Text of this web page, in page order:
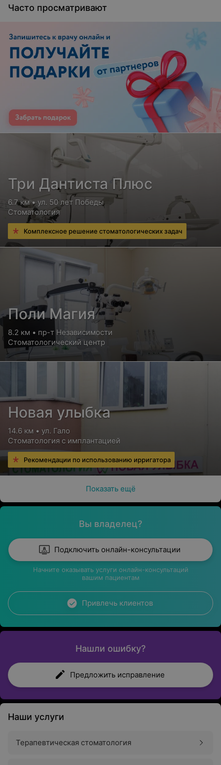
Часто просматривают
Три Дантиста Плюс
6.7 км • ул. 50 лет Победы
Стоматология
Комплексное решение стоматологических задач
Поли Магия
8.2 км • пр-т Независимости
Стоматологический центр
Новая улыбка
14.6 км • ул. Гало
Стоматология с имплантацией
Рекомендации по использованию ирригатора
Показать ещё
Вы владелец?
Подключить онлайн-консультации
Начните оказывать услуги онлайн-консультаций
вашим пациентам
Привлечь клиентов
Нашли ошибку?
Предложить исправление
Наши услуги
Терапевтическая стоматология